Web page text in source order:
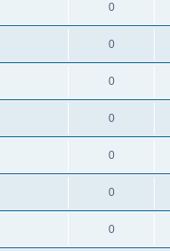
0
0
0
0
0
0
0